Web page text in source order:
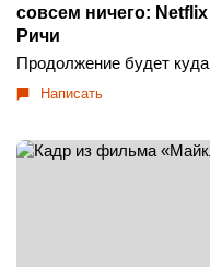
совсем ничего:
Ричи
Продолжение будет
Написать